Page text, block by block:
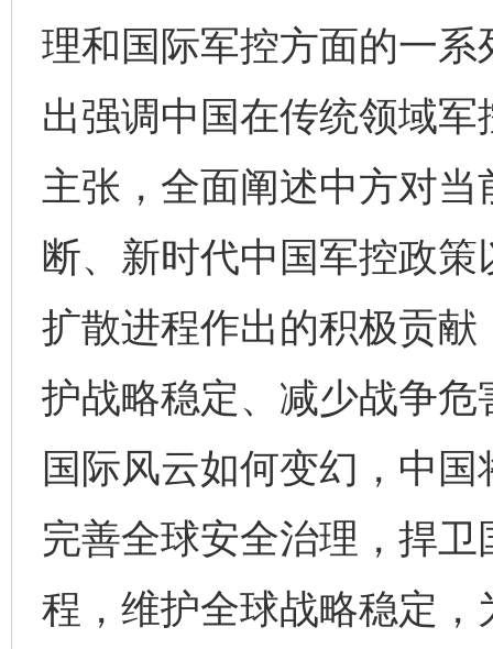
理和国际军控方面的一
出强调中国在传统领域
主张，全面阐述中方对
断、新时代中国军控政
扩散进程作出的积极贡
护战略稳定、减少战争
国际风云如何变幻，中
完善全球安全治理，捍
程，维护全球战略稳定